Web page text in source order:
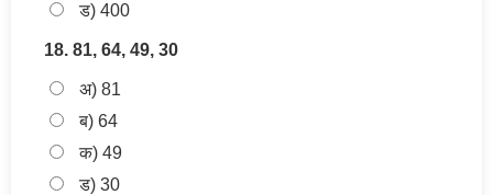
ड) 400
18. 81, 64, 49, 30
अ) 81
ब) 64
क) 49
ड) 30